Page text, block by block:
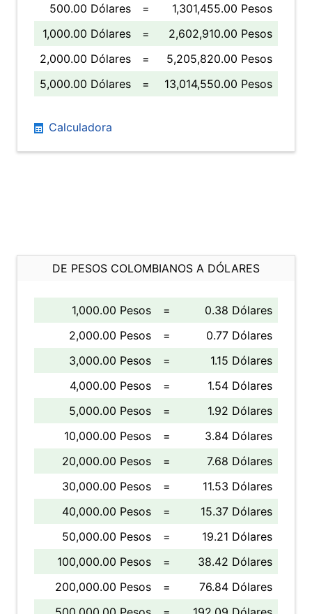
500.00 Dólares
=
1,301,455.00 Pesos
1,000.00 Dólares
=
2,602,910.00 Pesos
2,000.00 Dólares
=
5,205,820.00 Pesos
5,000.00 Dólares
= 13,014,550.00 Pesos
Calculadora
DE PESOS COLOMBIANOS A DÓLARES
1,000.00 Pesos =
0.38 Dólares
2,000.00 Pesos
=
0.77 Dólares
3,000.00 Pesos
=
1.15 Dólares
4,000.00 Pesos
=
1.54 Dólares
5,000.00 Pesos
=
1.92 Dólares
10,000.00 Pesos
=
3.84 Dólares
20,000.00 Pesos
=
7.68 Dólares
30,000.00 Pesos
=
11.53 Dólares
40,000.00 Pesos
=
15.37 Dólares
50,000.00 Pesos
=
19.21 Dólares
100,000.00 Pesos
=
38.42 Dólares
200,000.00 Pesos
=
76.84 Dólares